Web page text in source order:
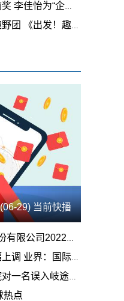
”配音获好评_世界热门
性操作”接连上演 环球新消息
29) 当前快播
年度权益分派实施公告
价短期仍以震荡运行为主
的女大学生作出不起诉决定
热点